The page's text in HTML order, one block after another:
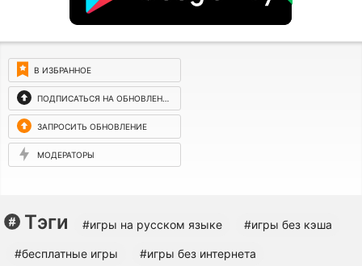
В ИЗБРАННОЕ
ПОДПИСАТЬСЯ НА ОБНОВЛЕНИЯ
ЗАПРОСИТЬ ОБНОВЛЕНИЕ
МОДЕРАТОРЫ
Тэги #игры на русском языке #игры без кэша
#бесплатные игры #игры без интернета